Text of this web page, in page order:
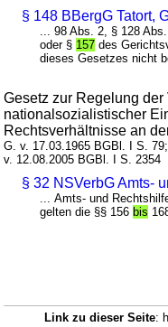
§ 148 BBergG Tatort,
... 98 Abs. 2, § 128
oder § 157 des
dieses Gesetzes nicht
Gesetz zur Regelung
nationalsozialistischer
Rechtsverhältnisse an
G. v. 17.03.1965 BGBl. I S.
v. 12.08.2005 BGBl. I S. 2354
§ 32 NSVerbG Amts-
... Amts- und
gelten die §§ 156bis
Link zu dieser Seite: